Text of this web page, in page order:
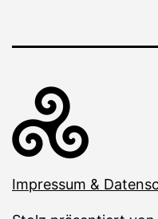
Impressum &